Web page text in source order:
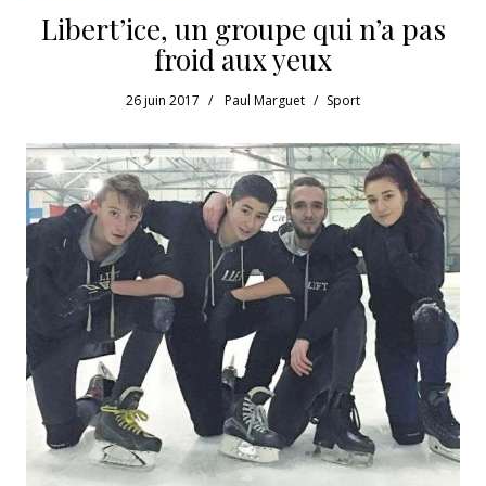
Libert’ice, un groupe qui n’a pas
froid aux yeux
26 juin 2017 Paul Marguet Sport